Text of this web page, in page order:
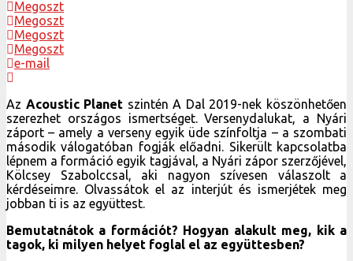
Megoszt
Megoszt
Megoszt
Megoszt
e-mail
Az Acoustic Planet szintén A Dal 2019-nek köszönhetően
szerezhet országos ismertséget. Versenydalukat, a Nyári
záport – amely a verseny egyik üde színfoltja – a szombati
második válogatóban fogják előadni. Sikerült kapcsolatba
lépnem a formáció egyik tagjával, a Nyári zápor szerzőjével,
Kölcsey Szabolccsal, aki nagyon szívesen válaszolt a
kérdéseimre. Olvassátok el az interjút és ismerjétek meg
jobban ti is az együttest.
Bemutatnátok a formációt? Hogyan alakult meg, kik a
tagok, ki milyen helyet foglal el az együttesben?